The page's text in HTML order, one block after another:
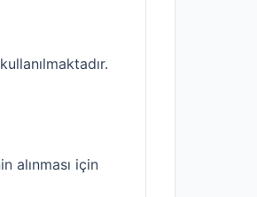
alınması için